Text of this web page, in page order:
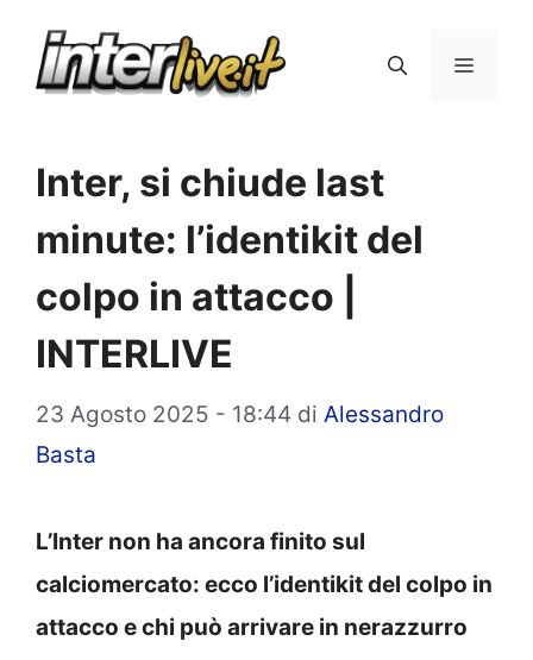
Menu
Inter, si chiude last
minute: l’identikit del
colpo in attacco |
INTERLIVE
23 Agosto 2025 - 18:44 di Alessandro
Basta
L’Inter non ha ancora finito sul
calciomercato: ecco l’identikit del colpo in
attacco e chi può arrivare in nerazzurro